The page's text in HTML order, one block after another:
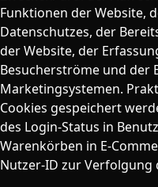
Funktionen der Website,
Datenschutzes, der
der Website, der
Besucherströme und der
Marketingsystemen.
Cookies gespeichert
des Login-Status in
Warenkörben in E-
Nutzer-ID zur Verfolgung